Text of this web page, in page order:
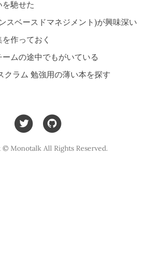
を馳せた
スベースドマネジメント)が興味深い
作っておく
ームの途中でもがいている
クラム 勉強用の薄い本を探す
© Monotalk All Rights Reserved.